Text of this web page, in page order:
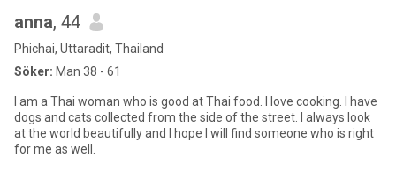
anna, 44
Phichai, Uttaradit, Thailand
Söker: Man 38 - 61
I am a Thai woman who is good at Thai food. I love cooking. I have
dogs and cats collected from the side of the street. I always look
at the world beautifully and I hope I will find someone who is right
for me as well.